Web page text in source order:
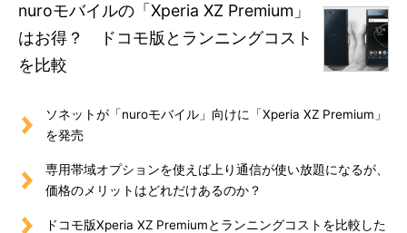
nuroモバイルの「Xperia XZ Premium」
はお得？ ドコモ版とランニングコスト
を比較
ソネットが「nuroモバイル」向けに「Xperia XZ Premium」
を発売
専用帯域オプションを使えば上り通信が使い放題になるが、
価格のメリットはどれだけあるのか？
ドコモ版Xperia XZ Premiumとランニングコストを比較した